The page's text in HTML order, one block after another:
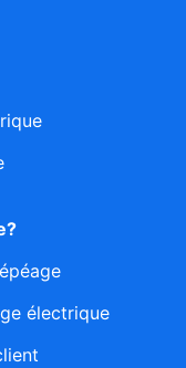
électrique